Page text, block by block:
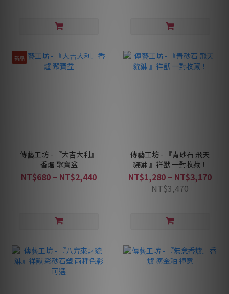
新品
傳藝工坊 - 『大吉大利』
香爐 聚寶盆
NT$680 ~ NT$2,440
傳藝工坊 - 『青砂石 飛天
貔貅 』祥獸 一對收藏！
NT$1,280 ~ NT$3,170
NT$3,470